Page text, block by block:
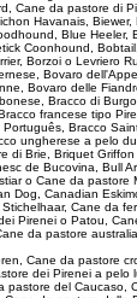
Cane da pastore di
Havanais, Biewer,
Blue Heeler,
Coonhound,
Borzoi o Levriero
Bovaro
Bovaro delle
Bracco di
francese tipo
Bracco
ungherese a pelo
di Brie, Briquet Griffon
de Bucovina, Bull
o Cane da pastore
Dog, Canadian
Cane da
Pirenei o Patou,
da pastore
Cane da pastore
dei Pirenei a pelo
pastore del Caucaso,